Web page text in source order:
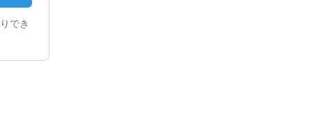
でき